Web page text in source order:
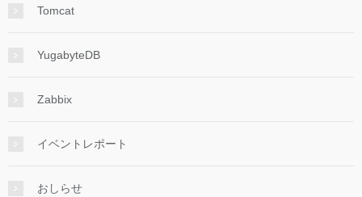
Tomcat
YugabyteDB
Zabbix
イベントレポート
おしらせ